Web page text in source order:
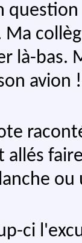
là-bas.
avion
ci